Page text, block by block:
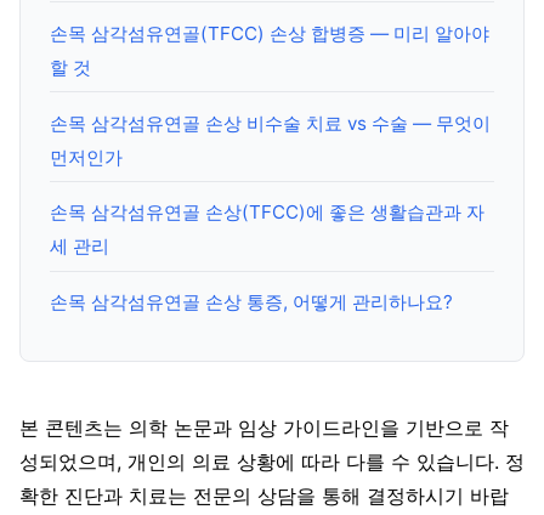
손목 삼각섬유연골(TFCC) 손상 합병증 — 미리 알아야
할 것
손목 삼각섬유연골 손상 비수술 치료 vs 수술 — 무엇이
먼저인가
손목 삼각섬유연골 손상(TFCC)에 좋은 생활습관과 자
세 관리
손목 삼각섬유연골 손상 통증, 어떻게 관리하나요?
본 콘텐츠는 의학 논문과 임상 가이드라인을 기반으로 작
성되었으며, 개인의 의료 상황에 따라 다를 수 있습니다. 정
확한 진단과 치료는 전문의 상담을 통해 결정하시기 바랍